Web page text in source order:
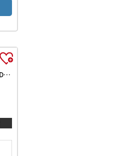
ハイブリッドXSターボ 届出済未使用車 禁煙車 両側電動スライドドア オートクルーズコントロール レーンアシスト 衝突被害軽減システム オートライト LEDヘッドランプ スマートキー アイドリングストップ 電動格納ミラー